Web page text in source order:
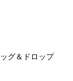
グ＆ドロップ